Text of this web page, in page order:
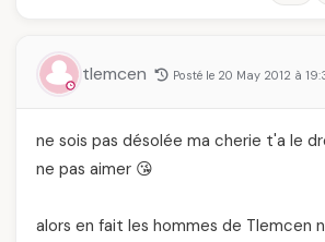
tlemcen Posté le 20 May 2012 à
ne sois pas désolée ma cherie t'a le
ne pas aimer 😘
alors en fait les hommes de Tlemcen